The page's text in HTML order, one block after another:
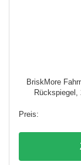
BriskMore
Rückspiegel,